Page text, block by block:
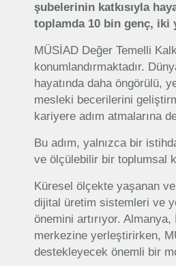
şubelerinin katkısıyla
toplamda 10 bin genç, iki
MÜSİAD Değer Temelli
konumlandırmaktadır.
hayatında daha öngörülü,
mesleki becerilerini
kariyere adım atmalarına
Bu adım, yalnızca bir
ve ölçülebilir bir toplumsal
Küresel ölçekte yaşanan
dijital üretim sistemleri ve
önemini artırıyor.
merkezine yerleştirirken,
destekleyecek önemli bir